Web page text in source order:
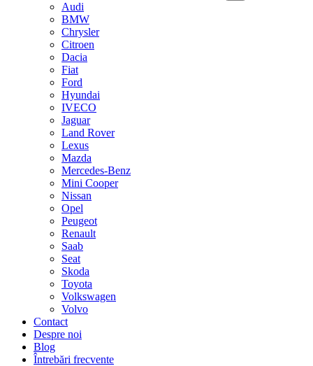
Audi
BMW
Chrysler
Citroen
Dacia
Fiat
Ford
Hyundai
IVECO
Jaguar
Land Rover
Lexus
Mazda
Mercedes-Benz
Mini Cooper
Nissan
Opel
Peugeot
Renault
Saab
Seat
Skoda
Toyota
Volkswagen
Volvo
Contact
Despre noi
Blog
Întrebări frecvente